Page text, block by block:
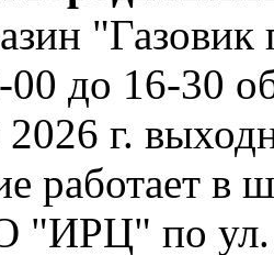
00 до 16-30
г.
работает в
по ул.